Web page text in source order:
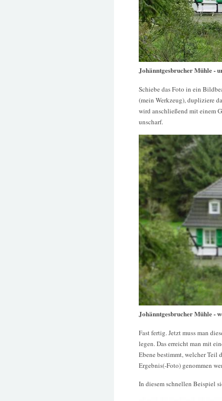
Johänntgesbrucher Mühle -
Schiebe das Foto in ein
(mein Werkzeug), dupliziere
wird anschließend mit einem
unscharf.
Johänntgesbrucher Mühle -
Fast fertig. Jetzt muss man
legen. Das erreicht man mit
Ebene bestimmt, welcher Teil
Ergebnis(-Foto) genommen
In diesem schnellen Beispiel